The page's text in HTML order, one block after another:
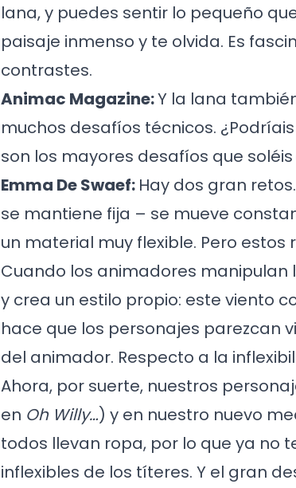
lana, y puedes sentir lo pequeño
paisaje inmenso y te olvida. Es
contrastes.
Animac Magazine:Y la lana
muchos desafíos técnicos.
son los mayores desafíos que
Emma De Swaef: Hay dos gran
se mantiene fija – se mueve
un material muy flexible. Pero
Cuando los animadores manipulan
y crea un estilo propio: este viento
hace que los personajes parezcan
del animador. Respecto a la
Ahora, por suerte, nuestros
en Oh Willy…) y en nuestro nuevo
todos llevan ropa, por lo que ya no
inflexibles de los títeres. Y el gran